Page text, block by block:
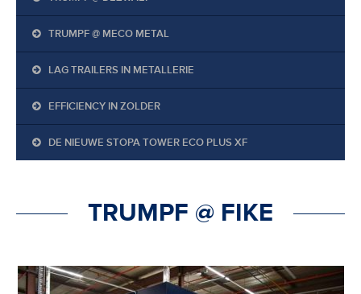
TRUMPF @ MECO METAL
LAG TRAILERS IN METALLERIE
EFFICIENCY IN ZOLDER
DE NIEUWE STOPA TOWER ECO PLUS XF
TRUMPF @ FIKE